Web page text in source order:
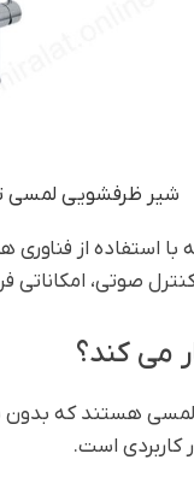
شیر ظرفشویی لمسی
از فناوری
صوتی، امکاناتی
می کند؟
هستند که
است.